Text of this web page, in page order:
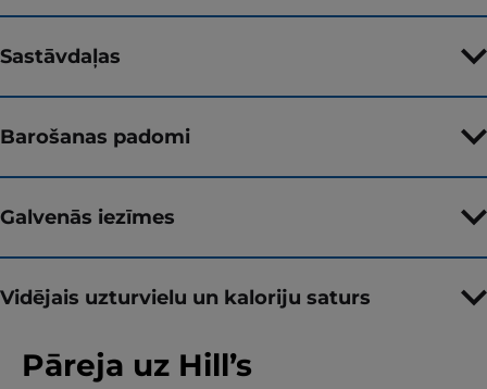
Sastāvdaļas
Barošanas padomi
Galvenās iezīmes
Vidējais uzturvielu un kaloriju saturs
Pāreja uz Hill’s